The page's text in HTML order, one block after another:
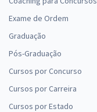
Exame de Ordem
Graduação
Pós-Graduação
Cursos por Concurso
Cursos por Carreira
Cursos por Estado